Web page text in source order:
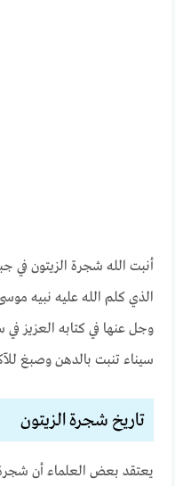
أنبت الله شجرة الزيتون في
الذي كلم الله عليه نبيه
وجل عنها في كتابه العزيز
سيناء تنبت بالدهن وصبغ
تاريخ شجرة الزيتون